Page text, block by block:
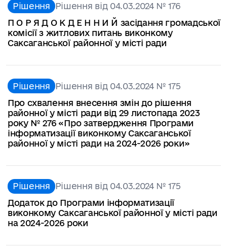
Рішення Рішення від 04.03.2024 № 176
П О Р Я Д О К Д Е Н Н И Й засідання громадської
комісії з житлових питань виконкому
Саксаганської районної у місті ради
Рішення Рішення від 04.03.2024 № 175
Про схвалення внесення змін до рішення
районної у місті ради від 29 листопада 2023
року № 276 «Про затвердження Програми
інформатизації виконкому Саксаганської
районної у місті ради на 2024-2026 роки»
Рішення Рішення від 04.03.2024 № 175
Додаток до Програми інформатизації
виконкому Саксаганської районної у місті ради
на 2024-2026 роки